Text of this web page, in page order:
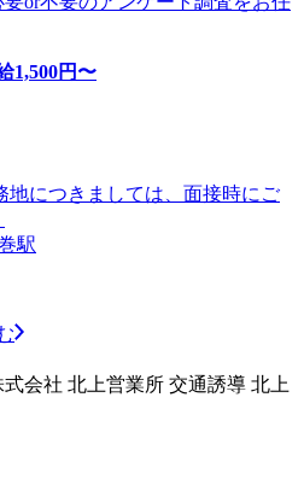
1,500円〜
につきましては、面接時にご
駅
会社 北上営業所 交通誘導 北上